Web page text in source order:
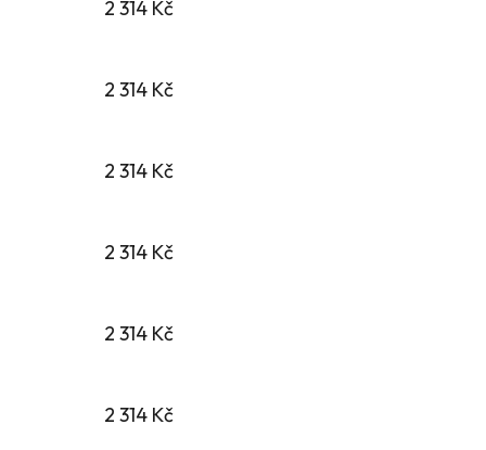
2 314 Kč
2 314 Kč
2 314 Kč
2 314 Kč
2 314 Kč
2 314 Kč